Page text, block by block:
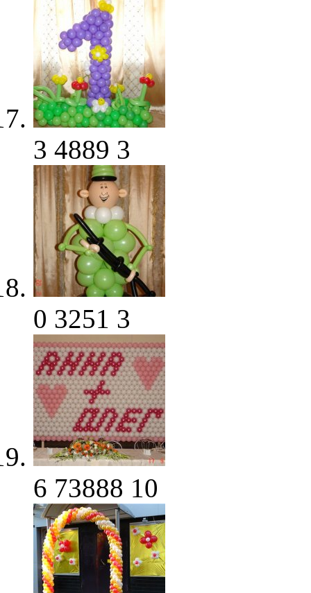
3 4889 3
0 3251 3
6 73888 10